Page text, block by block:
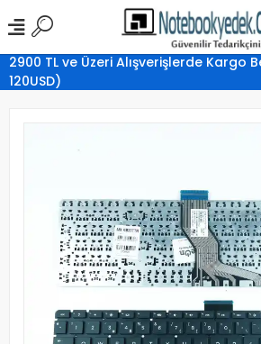
2900 TL ve Üzeri Alışverişlerde Kargo
120USD)